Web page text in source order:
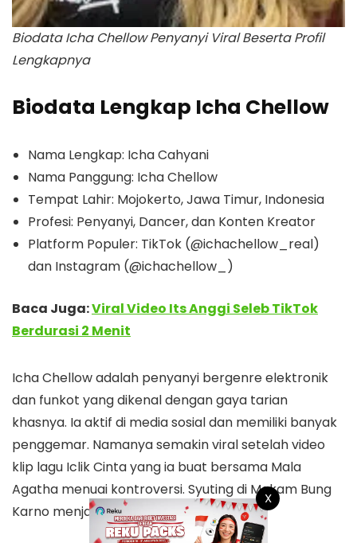
Biodata Icha Chellow Penyanyi Viral Beserta Profil
Lengkapnya
Biodata Lengkap Icha Chellow
Nama Lengkap: Icha Cahyani
Nama Panggung: Icha Chellow
Tempat Lahir: Mojokerto, Jawa Timur, Indonesia
Profesi: Penyanyi, Dancer, dan Konten Kreator
Platform Populer: TikTok (@ichachellow_real)
dan Instagram (@ichachellow_)
Baca Juga:Viral Video Its Anggi Seleb TikTok
Berdurasi 2 Menit
Icha Chellow adalah penyanyi bergenre elektronik
dan funkot yang dikenal dengan gaya tarian
khasnya. Ia aktif di media sosial dan memiliki banyak
penggemar. Namanya semakin viral setelah video
klip lagu Iclik Cinta yang ia buat bersama Mala
Agatha menuai kontroversi. Syuting di Makam Bung
Karno menjadi sorotan utama.
X